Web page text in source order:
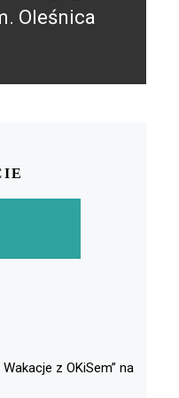
Oleśnica
z OKiSem” na